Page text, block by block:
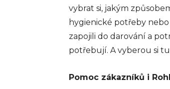
vybrat si, jakým
hygienické potřeby
zapojili do darování a
potřebují. A vyberou si
Pomoc zákazníků i